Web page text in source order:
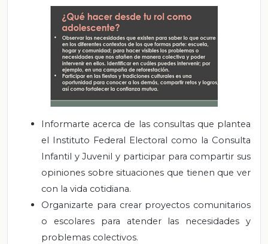
Informarte acerca de las consultas que plantea
el Instituto Federal Electoral como la Consulta
Infantil y Juvenil y participar para compartir sus
opiniones sobre situaciones que tienen que ver
con la vida cotidiana.
Organizarte para crear proyectos comunitarios
o escolares para atender las necesidades y
problemas colectivos.